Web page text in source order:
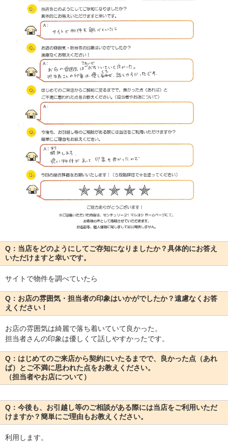
Q：当店をどのようにしてご存知になりましたか？具体的にお答え
いただけますと幸いです。
サイトで物件を調べていたら
Q：お店の雰囲気・担当者の印象はいかがでしたか？遠慮なくお答
えください！
お店の雰囲気は綺麗で落ち着いていて良かった。
担当者さんの印象は優しくて話しやすかったです。
Q：はじめてのご来店から契約にいたるまでで、良かった点（あれ
ば）とご不満に思われた点をお教えください。
（担当者やお店について）
Q：今後も、お引越し等のご相談がある際には当店をご利用いただ
けますか？簡単にご理由もお教えください。
利用します。